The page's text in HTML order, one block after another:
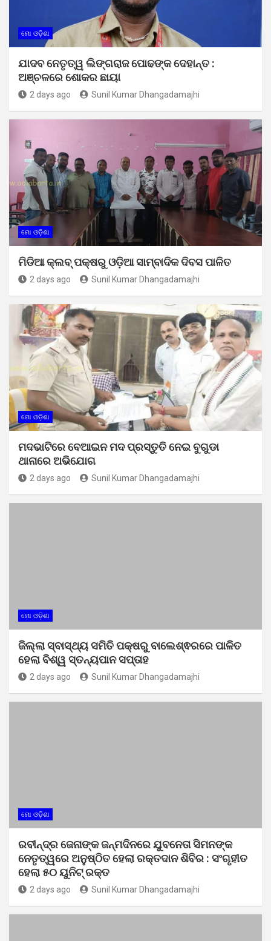
ମୋ ଓଡ଼ିଶା
ଯାଦବ ନେତୃତ୍ୱ ଲିଙ୍ଗରାଜ ପୋଢଙ୍କ ଦେହାନ୍ତ :
ଅଞ୍ଚଳରେ ଶୋକର ଛାୟା
2 days ago Sunil Kumar Dhangadamajhi
ମୋ ଓଡ଼ିଶା
ମିଡିଆ କ୍ଲବ୍ ପକ୍ଷରୁ ଓଡ଼ିଆ ସାମ୍ବାଦିକ ଦିବସ ପାଳିତ
2 days ago Sunil Kumar Dhangadamajhi
ମୋ ଓଡ଼ିଶା
ମଦଭାଟିରେ ବେଆଇନ ମଦ ପ୍ରସ୍ତୁତି ନେଇ ବୁଗୁଡା
ଥାନାରେ ଅଭିଯୋଗ
2 days ago Sunil Kumar Dhangadamajhi
ମୋ ଓଡ଼ିଶା
ଜିଲ୍ଲା ସ୍ବାସ୍ଥ୍ୟ ସମିତି ପକ୍ଷରୁ ବାଲେଶ୍ଵରରେ ପାଳିତ
ହେଲା ବିଶ୍ୱ ସ୍ତନ୍ୟପାନ ସପ୍ତାହ
2 days ago Sunil Kumar Dhangadamajhi
ମୋ ଓଡ଼ିଶା
ରବୀନ୍ଦ୍ର ଜେନାଙ୍କ ଜନ୍ମଦିନରେ ଯୁବନେତା ସିମନଙ୍କ
ନେତୃତ୍ୱରେ ଅନୁଷ୍ଠିତ ହେଲା ରକ୍ତଦାନ ଶିବିର : ସଂଗୃହୀତ
ହେଲା ୫୦ ୟୁନିଟ୍ ରକ୍ତ
2 days ago Sunil Kumar Dhangadamajhi